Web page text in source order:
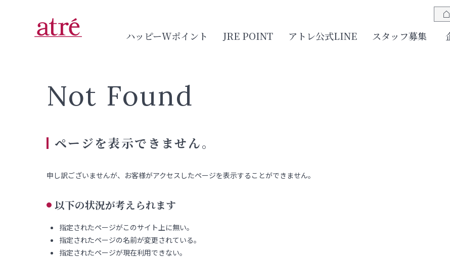
ハッピーWポイント JRE POINT アトレ公式LINE スタッフ募集
Not Found
ページを表示できません。
申し訳ございませんが、お客様がアクセスしたページを表示することができません。
以下の状況が考えられます
指定されたページがこのサイト上に無い。
指定されたページの名前が変更されている。
指定されたページが現在利用できない。